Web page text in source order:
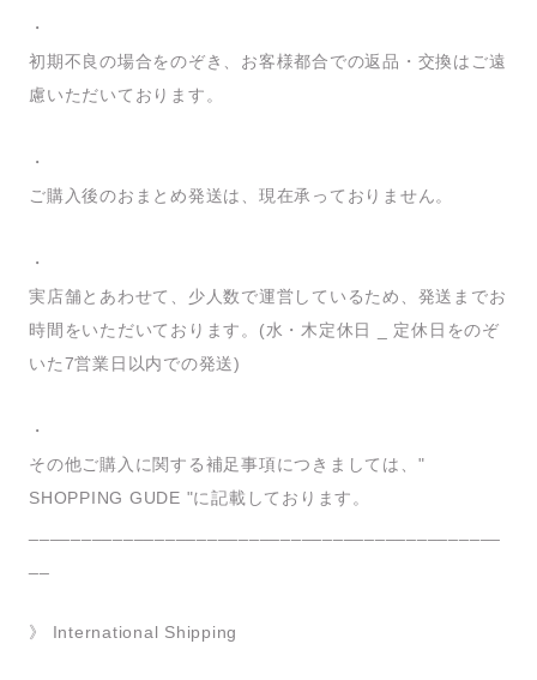
・
初期不良の場合をのぞき、お客様都合での返品・交換はご遠
慮いただいております。
・
ご購入後のおまとめ発送は、現在承っておりません。
・
実店舗とあわせて、少人数で運営しているため、発送までお
時間をいただいております。(水・木定休日 _ 定休日をのぞ
いた7営業日以内での発送)
・
その他ご購入に関する補足事項につきましては、"
SHOPPING GUDE "に記載しております。
》 International Shipping